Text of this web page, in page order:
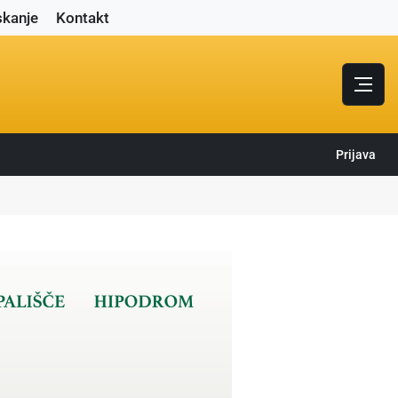
Kontakt
Prijava